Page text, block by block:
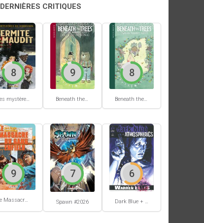
DERNIÈRES CRITIQUES
Les mystères de Hobtown #2
8
Beneath the trees where nobody sees #2
9
Beneath the trees where nobody sees #1
8
Le Massacre du gang Enfield
9
Spawn #2026
7 6